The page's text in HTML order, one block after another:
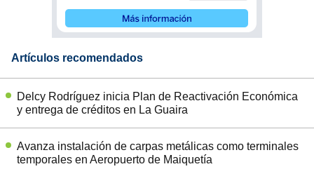
Artículos recomendados
Delcy Rodríguez inicia Plan de Reactivación Económica
y entrega de créditos en La Guaira
Avanza instalación de carpas metálicas como terminales
temporales en Aeropuerto de Maiquetía